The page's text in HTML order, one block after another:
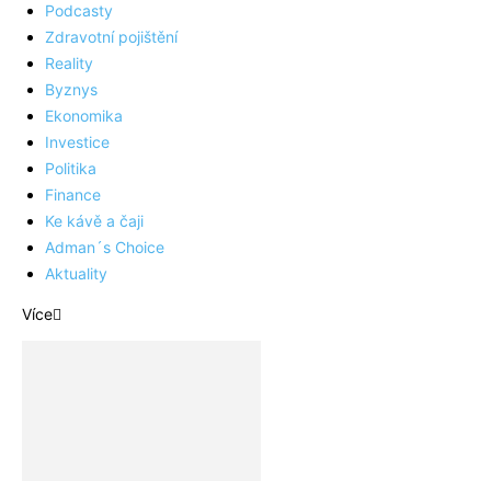
Podcasty
Zdravotní pojištění
Reality
Byznys
Ekonomika
Investice
Politika
Finance
Ke kávě a čaji
Adman´s Choice
Aktuality
Více